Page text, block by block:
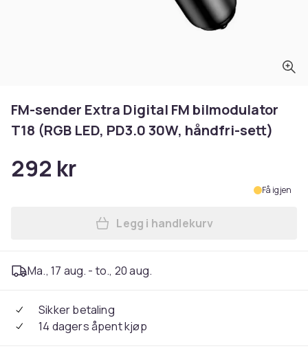
FM-sender Extra Digital FM bilmodulator
T18 (RGB LED, PD3.0 30W, håndfri-sett)
292 kr
Få igjen
Legg FM-sender Extra
Legg i handlekurv
Ma., 17 aug. - to., 20 aug.
Sikker betaling
14 dagers åpent kjøp